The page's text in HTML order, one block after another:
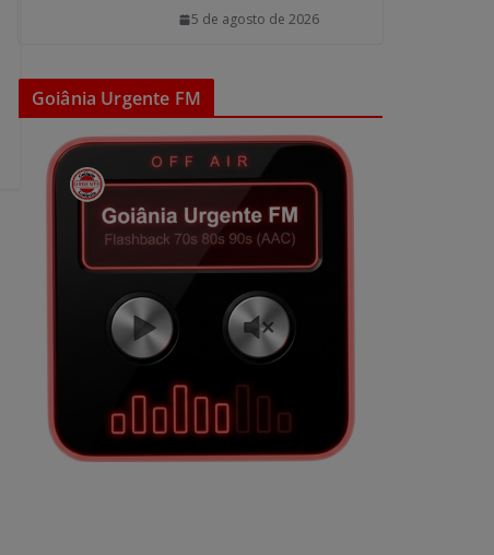
5 de agosto de 2026
Goiânia Urgente FM